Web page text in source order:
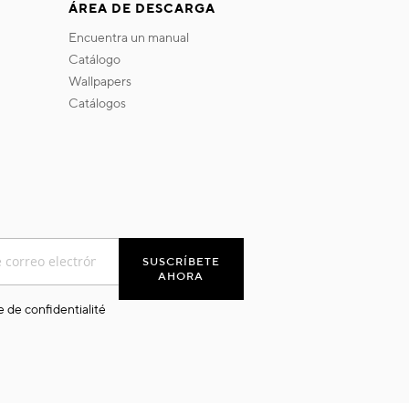
ÁREA DE DESCARGA
encuentra un manual
catálogo
wallpapers
catálogos
SUSCRÍBETE
AHORA
de confidentialité